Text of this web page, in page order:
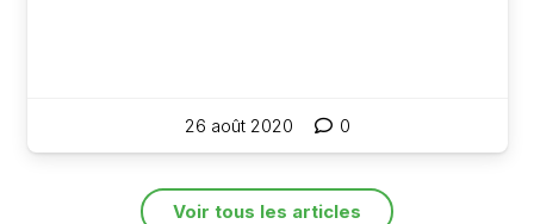
1 juillet 2020 0
Voir tous les articles